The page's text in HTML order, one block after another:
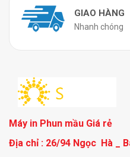
GIAO HÀNG
Nhanh chóng
Máy in Phun mầu Giá rẻ
Địa chỉ : 26/94 Ngọc Hà _